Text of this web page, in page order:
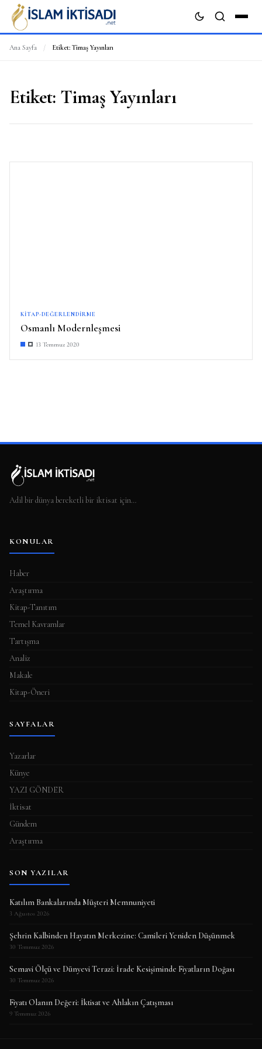
Ana Sayfa / Etiket: Timaş Yayınları
Etiket: Timaş Yayınları
KITAP-DEĞERLENDIRME
Osmanlı Modernleşmesi
13 Temmuz 2020
Adil bir dünya bereketli bir iktisat için…
KONULAR
Haber
Araştırma
Kitap-Tanıtım
Temel Kavramlar
Tartışma
Analiz
Makale
Kitap-Öneri
SAYFALAR
Yazarlar
Künye
YAZI GÖNDER
İktisat
Gündem
Araştırma
SON YAZILAR
Katılım Bankalarında Müşteri Memnuniyeti
3 Ağustos 2026
Şehrin Kalbinden Hayatın Merkezine: Camileri Yeniden Düşünmek
30 Temmuz 2026
Semavi Ölçü ve Dünyevi Terazi: İrade Kesişiminde Fiyatların Doğası
30 Temmuz 2026
Fiyatı Olanın Değeri: İktisat ve Ahlakın Çatışması
9 Temmuz 2026